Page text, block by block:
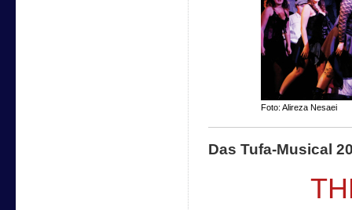
Foto: Alireza Nesaei
Das Tufa-Musical